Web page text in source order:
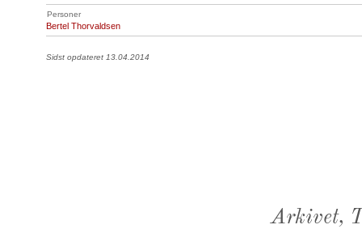
Personer
Bertel Thorvaldsen
Sidst opdateret 13.04.2014
Arkivet,